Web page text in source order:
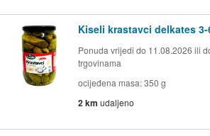
Kiseli krastavci delkates 3-
Ponuda vrijedi do 11.08.2026 ili
trgovinama
ocijeđena masa: 350 g
2 km udaljeno